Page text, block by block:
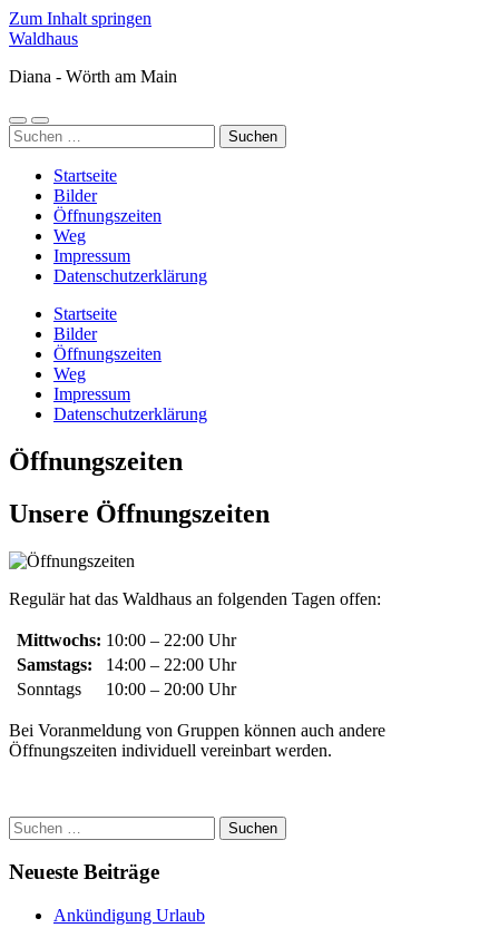
Zum Inhalt springen
Waldhaus
Diana - Wörth am Main
Mobile-
Menü
Suchfeld
ein-/ausblenden
Suchen
nach:
Startseite
Bilder
Öffnungszeiten
Weg
Impressum
Datenschutzerklärung
Startseite
Bilder
Öffnungszeiten
Weg
Impressum
Datenschutzerklärung
Öffnungszeiten
Unsere Öffnungszeiten
Regulär hat das Waldhaus an folgenden Tagen offen:
Mittwochs: 10:00 – 22:00 Uhr
Samstags:
14:00 – 22:00 Uhr
Sonntags
10:00 – 20:00 Uhr
Bei Voranmeldung von Gruppen können auch andere
Öffnungszeiten individuell vereinbart werden.
Suchen
nach:
Neueste Beiträge
Ankündigung Urlaub